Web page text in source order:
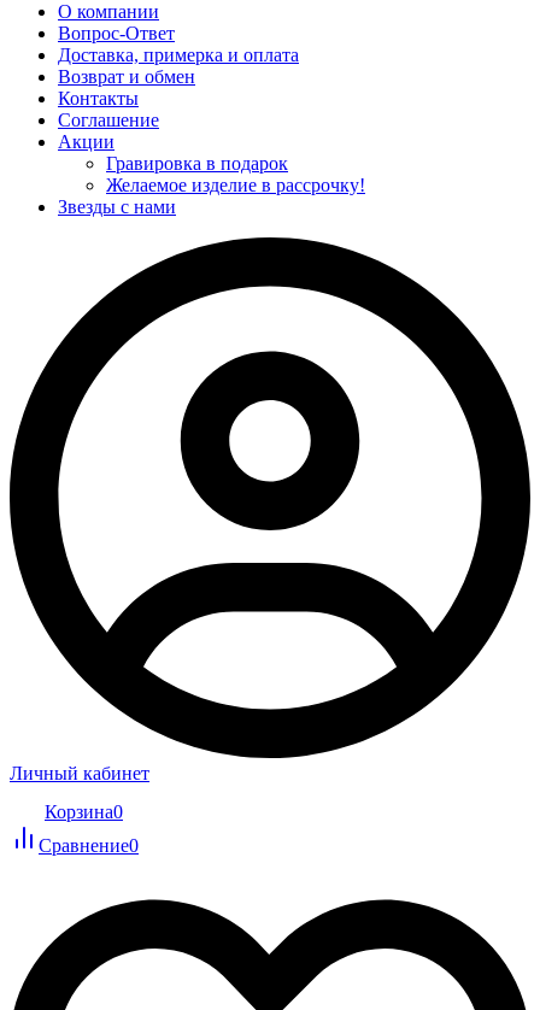
О компании
Вопрос-Ответ
Доставка, примерка и оплата
Возврат и обмен
Контакты
Соглашение
Акции
Гравировка в подарок
Желаемое изделие в рассрочку!
Звезды с нами
Личный кабинет
Корзина0
Сравнение0